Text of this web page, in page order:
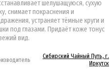
шелушащуюся, сухую
снимает покраснения и
устраняет тёмные круги и
под глазами. Придаёт коже тонус
вид.
Сибирский Чайный Путь, г.
Иркутск